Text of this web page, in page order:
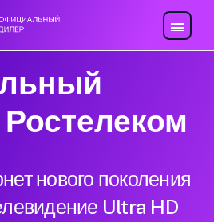
нового поколения
Ultra HD